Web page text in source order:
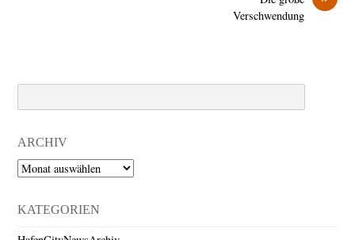
Verschwendung
ARCHIV
Archiv
KATEGORIEN